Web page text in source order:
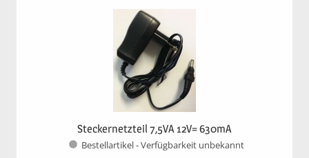
Steckernetzteil 7,5VA 12V= 630mA
Bestellartikel - Verfügbarkeit unbekannt